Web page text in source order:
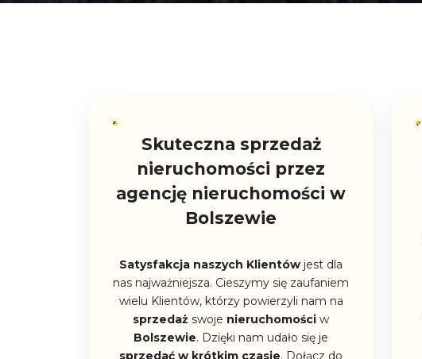
Skuteczna sprzedaż
nieruchomości przez
agencję nieruchomości w
Bolszewie
Satysfakcja naszych Klientów jest dla
nas najważniejsza. Cieszymy się zaufaniem
wielu Klientów, którzy powierzyli nam na
sprzedaż swoje nieruchomości w
Bolszewie. Dzięki nam udało się je
sprzedać w krótkim czasie. Dołącz do